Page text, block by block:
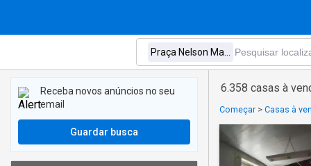
6.358 casas à
Começar > Casas à
Receba novos anúncios no seu
email
Guardar busca